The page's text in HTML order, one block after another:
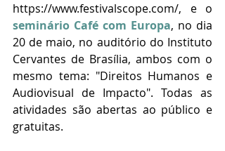
seminário Café com Europa, no dia
20 de maio, no auditório do Instituto
Cervantes de Brasília, ambos com o
mesmo tema: "Direitos Humanos e
Audiovisual de Impacto". Todas as
atividades são abertas ao público e
gratuitas.